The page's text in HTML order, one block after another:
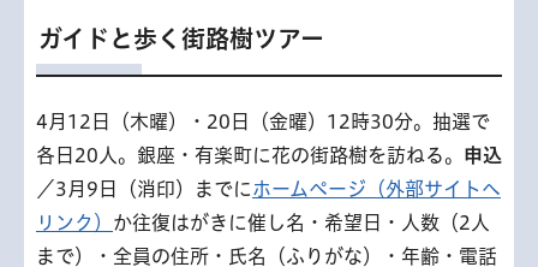
ガイドと歩く街路樹ツアー
4月12日（木曜）・20日（金曜）12時30分。抽選で
各日20人。銀座・有楽町に花の街路樹を訪ねる。
申込
／3月9日（消印）までに ホームページ（外部サイトへ
リンク） か往復はがきに催し名・希望日・人数（2人
まで）・全員の住所・氏名（ふりがな）・年齢・電話